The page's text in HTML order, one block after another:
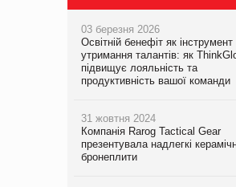
03 березня 2026
Освітній бенефіт як інструмент
утримання талантів: як
підвищує лояльність та
продуктивність вашої команди
31 жовтня 2024
Компанія Rarog Tactical Gear
презентувала надлегкі
бронеплити